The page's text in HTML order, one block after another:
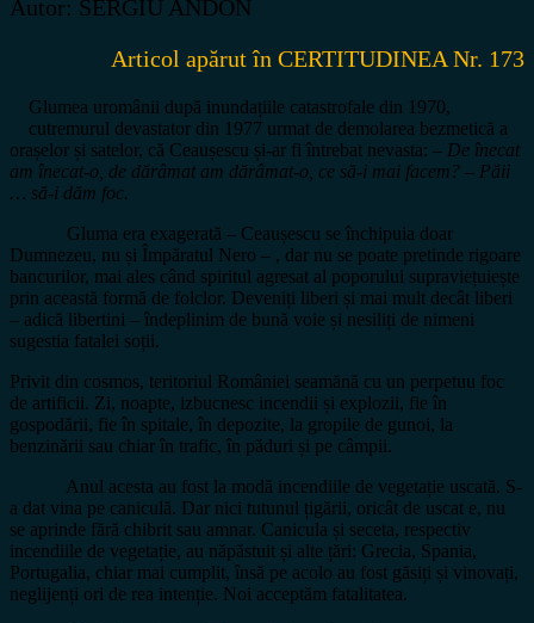
Autor: SERGIU ANDON
Articol apărut în CERTITUDINEA Nr. 173
Glumea uromânii după inundațiile catastrofale din 1970,
cutremurul devastator din 1977 urmat de demolarea bezmetică a
orașelor și satelor, că Ceaușescu și-ar fi întrebat nevasta: – De înecat
am înecat-o, de dărâmat am dărâmat-o, ce să-i mai facem? – Păii
… să-i dăm foc.
Gluma era exagerată – Ceaușescu se închipuia doar
Dumnezeu, nu și Împăratul Nero – , dar nu se poate pretinde rigoare
bancurilor, mai ales când spiritul agresat al poporului supraviețuiește
prin această formă de folclor. Deveniți liberi și mai mult decât liberi
– adică libertini – îndeplinim de bună voie și nesiliți de nimeni
sugestia fatalei soții.
Privit din cosmos, teritoriul României seamănă cu un perpetuu foc
de artificii. Zi, noapte, izbucnesc incendii și explozii, fie în
gospodării, fie în spitale, în depozite, la gropile de gunoi, la
benzinării sau chiar în trafic, în păduri și pe câmpii.
Anul acesta au fost la modă incendiile de vegetație uscată. S-
a dat vina pe caniculă. Dar nici tutunul țigării, oricât de uscat e, nu
se aprinde fără chibrit sau amnar. Canicula și seceta, respectiv
incendiile de vegetație, au năpăstuit și alte țări: Grecia, Spania,
Portugalia, chiar mai cumplit, însă pe acolo au fost găsiți și vinovați,
neglijenți ori de rea intenție. Noi acceptăm fatalitatea.